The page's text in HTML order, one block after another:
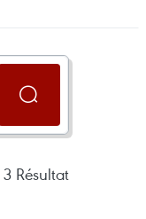
3 Résultat